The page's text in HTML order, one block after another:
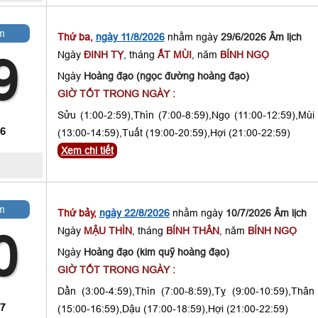
Thứ ba, ngày 11/8/2026nhằm ngày 29/6/2026 Âm lịch
Ngày ĐINH TỴ, tháng ẤT MÙI , năm BÍNH NGỌ
Ngày Hoàng đạo (ngọc đường hoàng đạo)
GIỜ TỐT TRONG NGÀY :
Sửu (1:00-2:59),Thìn (7:00-8:59),Ngọ (11:00-12:59),Mùi
(13:00-14:59),Tuất (19:00-20:59),Hợi (21:00-22:59)
Xem chi tiết
Thứ bảy, ngày 22/8/2026nhằm ngày 10/7/2026 Âm lịch
Ngày MẬU THÌN, tháng BÍNH THÂN, năm BÍNH NGỌ
Ngày Hoàng đạo (kim quỹ hoàng đạo)
GIỜ TỐT TRONG NGÀY :
Dần (3:00-4:59),Thìn (7:00-8:59),Tỵ (9:00-10:59),Thân
(15:00-16:59),Dậu (17:00-18:59),Hợi (21:00-22:59)